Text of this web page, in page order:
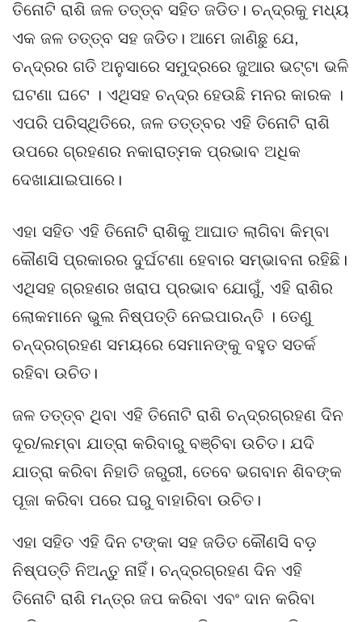
ତିନୋଟି ରାଶି ଜଳ ତତ୍ତ୍ବ ସହିତ ଜଡିତ। ଚନ୍ଦ୍ରକୁ ମଧ୍ୟ
ଏକ ଜଳ ତତ୍ତ୍ବ ସହ ଜଡିତ। ଆମେ ଜାଣିଛୁ ଯେ,
ଚନ୍ଦ୍ରର ଗତି ଅନୁସାରେ ସମୁଦ୍ରରେ ଜୁଆର ଭଟ୍ଟା ଭଳି
ଘଟଣା ଘଟେ । ଏଥିସହ ଚନ୍ଦ୍ର ହେଉଛି ମନର କାରକ ।
ଏପରି ପରିସ୍ଥିତିରେ, ଜଳ ତତ୍ତ୍ବର ଏହି ତିନୋଟି ରାଶି
ଉପରେ ଗ୍ରହଣର ନକାରାତ୍ମକ ପ୍ରଭାବ ଅଧିକ
ଦେଖାଯାଇପାରେ।
ଏହା ସହିତ ଏହି ତିନୋଟି ରାଶିକୁ ଆଘାତ ଲାଗିବା କିମ୍ବା
କୌଣସି ପ୍ରକାରର ଦୁର୍ଘଟଣା ହେବାର ସମ୍ଭାବନା ରହିଛି।
ଏଥିସହ ଗ୍ରହଣର ଖରାପ ପ୍ରଭାବ ଯୋଗୁଁ, ଏହି ରାଶିର
ଲୋକମାନେ ଭୁଲ ନିଷ୍ପତ୍ତି ନେଇପାରନ୍ତି । ତେଣୁ
ଚନ୍ଦ୍ରଗ୍ରହଣ ସମୟରେ ସେମାନଙ୍କୁ ବହୁତ ସତର୍କ
ରହିବା ଉଚିତ।
ଜଳ ତତ୍ତ୍ବ ଥିବା ଏହି ତିନୋଟି ରାଶି ଚନ୍ଦ୍ରଗ୍ରହଣ ଦିନ
ଦୂର/ଲମ୍ବା ଯାତ୍ରା କରିବାରୁ ବଞ୍ଚିବା ଉଚିତ। ଯଦି
ଯାତ୍ରା କରିବା ନିହାତି ଜରୁରୀ, ତେବେ ଭଗବାନ ଶିବଙ୍କ
ପୂଜା କରିବା ପରେ ଘରୁ ବାହାରିବା ଉଚିତ।
ଏହା ସହିତ ଏହି ଦିନ ଟଙ୍କା ସହ ଜଡିତ କୌଣସି ବଡ଼
ନିଷ୍ପତ୍ତି ନିଅନ୍ତୁ ନାହିଁ। ଚନ୍ଦ୍ରଗ୍ରହଣ ଦିନ ଏହି
ତିନୋଟି ରାଶି ମନ୍ତ୍ର ଜପ କରିବା ଏବଂ ଦାନ କରିବା